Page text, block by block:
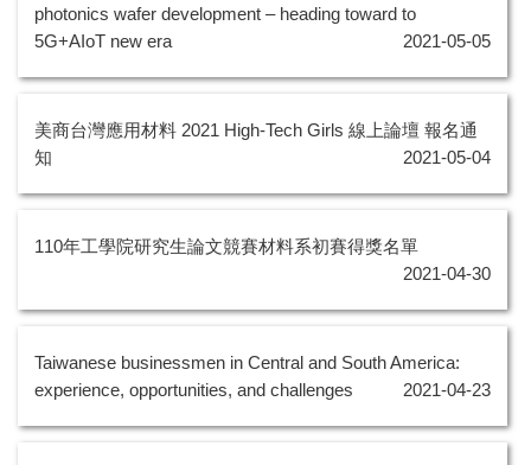
photonics wafer development – heading toward to
5G+AIoT new era
2021-05-05
美商台灣應用材料 2021 High-Tech Girls 線上論壇 報名通
知
2021-05-04
110年工學院研究生論文競賽材料系初賽得獎名單
2021-04-30
Taiwanese businessmen in Central and South America:
experience, opportunities, and challenges
2021-04-23